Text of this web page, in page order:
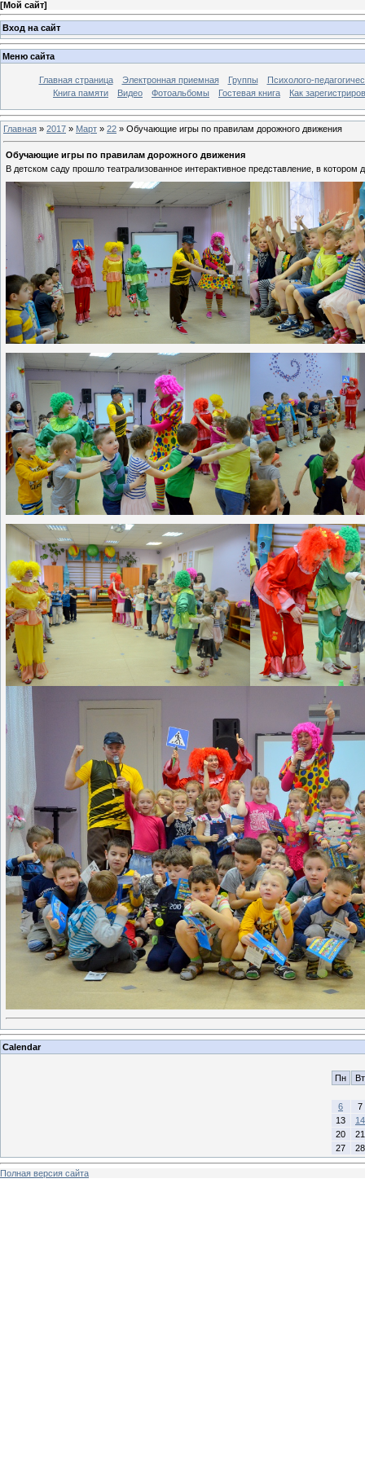
[Мой сайт]
Вход на сайт
Меню сайта
Главная страница Электронная приемная Группы
Психолого-
Книга памяти
Видео Фотоальбомы Гостевая книга Как
Главная » 2017 » Март » 22 » Обучающие игры по правилам дорожного движения
Обучающие игры по правилам дорожного движения
В детском саду прошло театрализованное интерактивное представление, в
Calendar
Пн Вт
6
7
13
14
20
21
27
28
Полная версия сайта